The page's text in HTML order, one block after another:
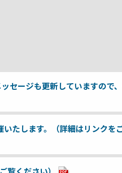
セージも更新していますので
たします。（詳細はリンクを